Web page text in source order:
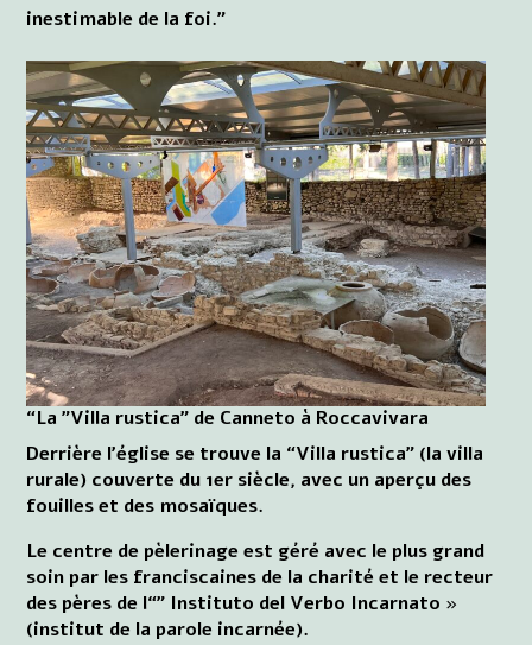
inestimable de la foi.”
“La ”Villa rustica" de Canneto à Roccavivara
Derrière l'église se trouve la “Villa rustica” (la villa
rurale) couverte du 1er siècle, avec un aperçu des
fouilles et des mosaïques.
Le centre de pèlerinage est géré avec le plus grand
soin par les franciscaines de la charité et le recteur
des pères de l“” Instituto del Verbo Incarnato »
(institut de la parole incarnée).